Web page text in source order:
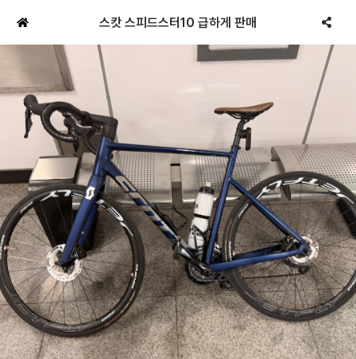
스캇 스피드스터10 급하게 판매